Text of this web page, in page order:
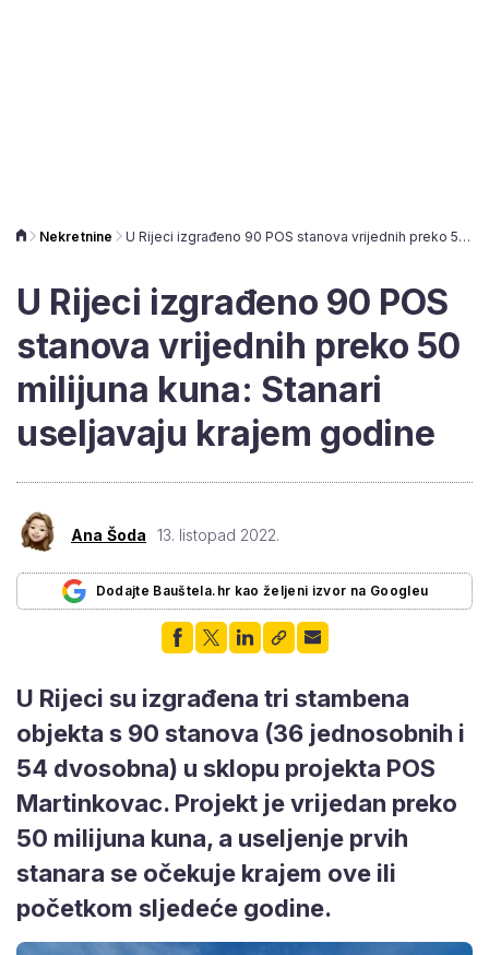
Nekretnine U Rijeci izgrađeno 90 POS stanova vrijednih preko 50 milijuna kuna: Stanari useljavaju krajem godine
U Rijeci izgrađeno 90 POS
stanova vrijednih preko 50
milijuna kuna: Stanari
useljavaju krajem godine
Ana Šoda 13. listopad 2022.
Dodajte Bauštela.hr kao željeni izvor na Googleu
U Rijeci su izgrađena tri stambena
objekta s 90 stanova (36 jednosobnih i
54 dvosobna) u sklopu projekta POS
Martinkovac. Projekt je vrijedan preko
50 milijuna kuna, a useljenje prvih
stanara se očekuje krajem ove ili
početkom sljedeće godine.